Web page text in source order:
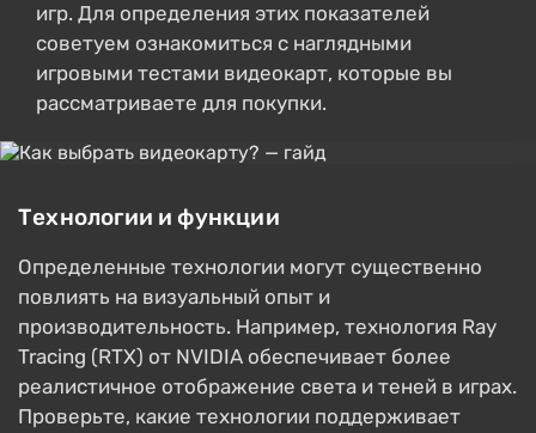
игр. Для определения этих показателей
советуем ознакомиться с наглядными
игровыми тестами видеокарт, которые вы
рассматриваете для покупки.
Технологии и функции
Определенные технологии могут существенно
повлиять на визуальный опыт и
производительность. Например, технология Ray
Tracing (RTX) от NVIDIA обеспечивает более
реалистичное отображение света и теней в играх.
Проверьте, какие технологии поддерживает